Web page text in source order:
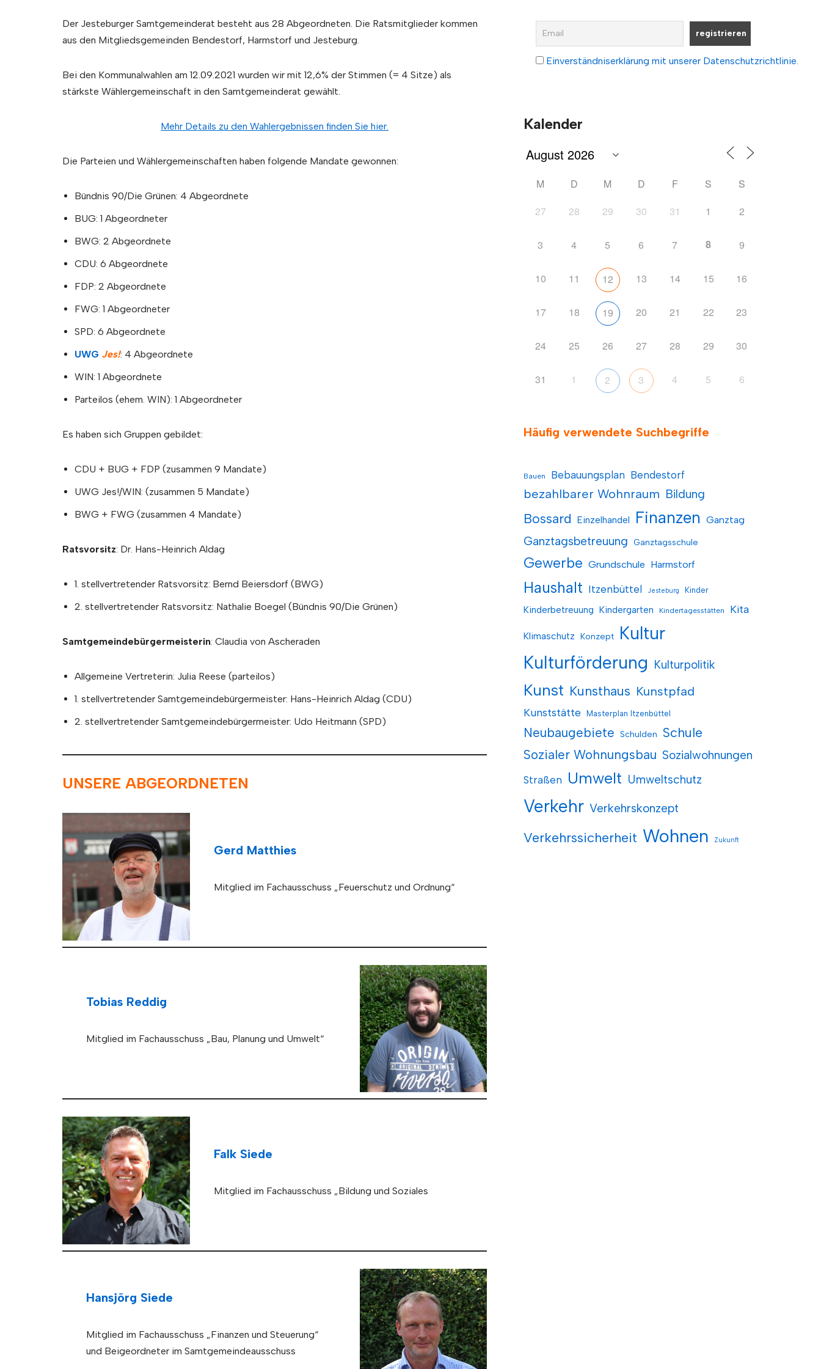
Der Jesteburger Samtgemeinderat besteht aus 28 Abgeordneten. Die Ratsmitglieder kommen
aus den Mitgliedsgemeinden Bendestorf, Harmstorf und Jesteburg.
Bei den Kommunalwahlen am 12.09.2021 wurden wir mit 12,6% der Stimmen (= 4 Sitze) als
stärkste Wählergemeinschaft in den Samtgemeinderat gewählt.
Mehr Details zu den Wahlergebnissen finden Sie hier.
Die Parteien und Wählergemeinschaften haben folgende Mandate gewonnen:
Bündnis 90/Die Grünen: 4 Abgeordnete
BUG: 1 Abgeordneter
BWG: 2 Abgeordnete
CDU: 6 Abgeordnete
FDP: 2 Abgeordnete
FWG: 1 Abgeordneter
SPD: 6 Abgeordnete
UWG Jes!: 4 Abgeordnete
WIN: 1 Abgeordnete
Parteilos (ehem. WIN): 1 Abgeordneter
Es haben sich Gruppen gebildet:
CDU + BUG + FDP (zusammen 9 Mandate)
UWG Jes!/WIN: (zusammen 5 Mandate)
BWG + FWG (zusammen 4 Mandate)
Ratsvorsitz: Dr. Hans-Heinrich Aldag
1. stellvertretender Ratsvorsitz: Bernd Beiersdorf (BWG)
2. stellvertretender Ratsvorsitz: Nathalie Boegel (Bündnis 90/Die Grünen)
Samtgemeindebürgermeisterin: Claudia von Ascheraden
Allgemeine Vertreterin: Julia Reese (parteilos)
1. stellvertretender Samtgemeindebürgermeister: Hans-Heinrich Aldag (CDU)
2. stellvertretender Samtgemeindebürgermeister: Udo Heitmann (SPD)
UNSERE ABGEORDNETEN
Gerd Matthies
Mitglied im Fachausschuss „Feuerschutz und Ordnung“
Tobias Reddig
Mitglied im Fachausschuss „Bau, Planung und Umwelt“
Falk Siede
Mitglied im Fachausschuss „Bildung und Soziales
Hansjörg Siede
Mitglied im Fachausschuss „Finanzen und Steuerung“
und Beigeordneter im Samtgemeindeausschuss
Einverständniserklärung mit unserer Datenschutzrichtlinie.
Kalender
M D M D F S
S
27
28 29 30 31 1 2
3 4 5 6 7 8 9
10 11 12 13 14 15 16
17 18 19 20 21 22 23
24 25 26 27 28 29 30
31 1 2 3 4 5 6
Häufig verwendete Suchbegriffe
Bauen Bebauungsplan Bendestorf
bezahlbarer Wohnraum Bildung
Bossard Einzelhandel Finanzen Ganztag
Ganztagsbetreuung Ganztagsschule
Gewerbe Grundschule Harmstorf
Haushalt Itzenbüttel Jesteburg Kinder
Kinderbetreuung Kindergarten Kindertagesstätten Kita
Klimaschutz Konzept
Kultur
Kulturförderung Kulturpolitik
Kunst Kunsthaus Kunstpfad
Kunststätte Masterplan Itzenbüttel
Neubaugebiete Schulden
Schule
Sozialer Wohnungsbau Sozialwohnungen
Straßen Umwelt Umweltschutz
Verkehr Verkehrskonzept
Verkehrssicherheit Wohnen Zukunft